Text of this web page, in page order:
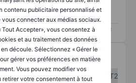
contenu publicitaire personnalisé et
connecter aux médias sociaux.
Tout Accepter», vous consentez à
et au traitement des données
découle. Sélectionnez « Gérer le
gérer vos préférences en matière
Vous pouvez modifier vos
retirer votre consentement à tout
ESG (en anglais)
/
T1
T2